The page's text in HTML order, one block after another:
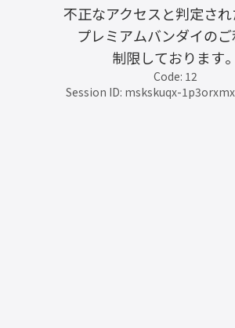
不正なアクセスと判定され
プレミアムバンダイの
制限しております。
Code: 12
Session ID: mskskuqx-